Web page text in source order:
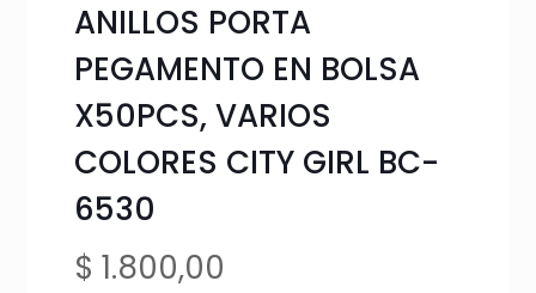
ANILLOS PORTA
PEGAMENTO EN BOLSA
X50PCS, VARIOS
COLORES CITY GIRL BC-
6530
$ 1.800,00